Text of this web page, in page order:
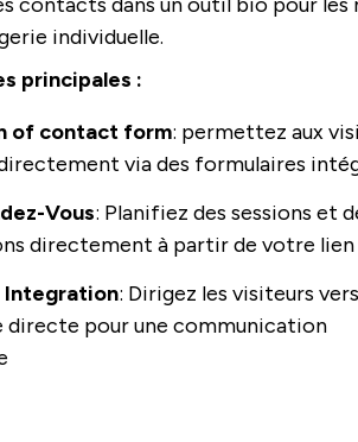
contacts dans un outil bio pour les
individuelle.
principales :
of contact form: permettez aux
via des formulaires
Vous: Planifiez des sessions et
directement à partir de votre
Integration: Dirigez les visiteurs
directe pour une communication